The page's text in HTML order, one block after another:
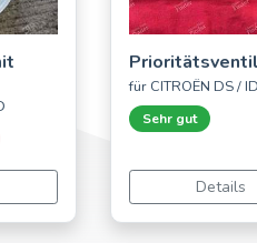
für CITROËN DS / ID
Sehr gut
Details